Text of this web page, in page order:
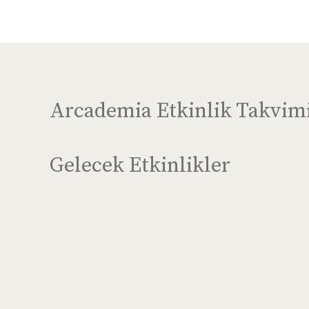
Arcademia Etkinlik
Gelecek Etkinlikler